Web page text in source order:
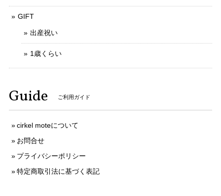
GIFT
出産祝い
1歳くらい
Guide ご利用ガイド
cirkel moteについて
お問合せ
プライバシーポリシー
特定商取引法に基づく表記